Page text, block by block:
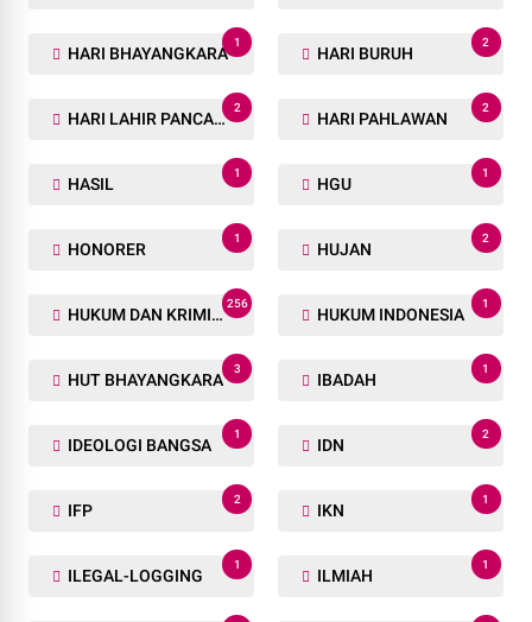
HARI BHAYANGKARA
1
HARI BURUH
2
HARI LAHIR PANCASILA
2
HARI PAHLAWAN
2
HASIL
1
HGU
1
HONORER
1
HUJAN
2
HUKUM DAN KRIMINAL
256
HUKUM INDONESIA
1
HUT BHAYANGKARA
3
IBADAH
1
IDEOLOGI BANGSA
1
IDN
2
IFP
2
IKN
1
ILEGAL-LOGGING
1
ILMIAH
1